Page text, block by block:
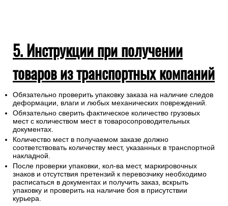
5. Инструкции при получении
товаров из транспортных компаний
Обязательно проверить упаковку заказа на наличие следов
деформации, влаги и любых механических повреждений.
Обязательно сверить фактическое количество грузовых
мест с количеством мест в товаросопроводительных
документах.
Количество мест в получаемом заказе должно
соответствовать количеству мест, указанных в транспортной
накладной.
После проверки упаковки, кол-ва мест, маркировочных
знаков и отсутствия претензий к перевозчику необходимо
расписаться в документах и получить заказ, вскрыть
упаковку и проверить на наличие боя в присутствии
курьера.